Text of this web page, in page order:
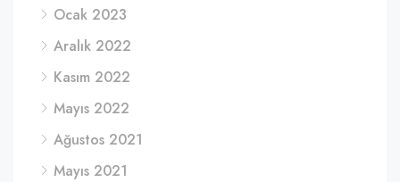
Ocak 2023
Aralık 2022
Kasım 2022
Mayıs 2022
Ağustos 2021
Mayıs 2021